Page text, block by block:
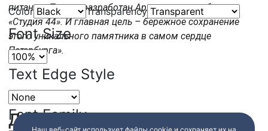
Color Transparency
Font Size
Text Edge Style
Font Family
питания. Проект разработан Архитектурным бюро
«Студия 44». И главная цель – бережное сохранение
этого уникального памятника в самом сердце
Петербурга».
Другие сюжеты